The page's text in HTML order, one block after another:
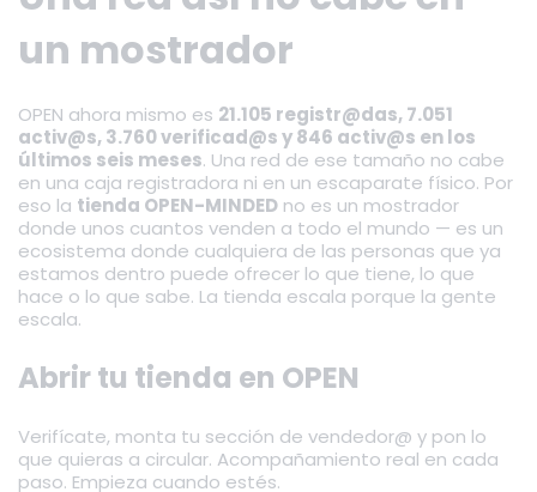
un mostrador
OPEN ahora mismo es 21.105 registr@das, 7.051
activ@s, 3.760 verificad@s y 846 activ@s en los
últimos seis meses. Una red de ese tamaño no cabe
en una caja registradora ni en un escaparate físico. Por
eso la tienda OPEN-MINDED no es un mostrador
donde unos cuantos venden a todo el mundo — es un
ecosistema donde cualquiera de las personas que ya
estamos dentro puede ofrecer lo que tiene, lo que
hace o lo que sabe. La tienda escala porque la gente
escala.
Abrir tu tienda en OPEN
Verifícate, monta tu sección de vendedor@ y pon lo
que quieras a circular. Acompañamiento real en cada
paso. Empieza cuando estés.